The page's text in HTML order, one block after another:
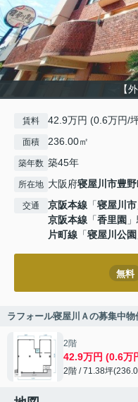
【
賃料 42.9万円 (0.6万円/
面積 236.00㎡
築年数 築45年
所在地 大阪府寝屋川市豊
交通 京阪本線 「寝屋川市
京阪本線 「香里園
片町線 「寝屋川公園
無料
ラフォール寝屋川Ａの募集中物
2階
42.9万円 (0.6万
2階 / 71.38坪